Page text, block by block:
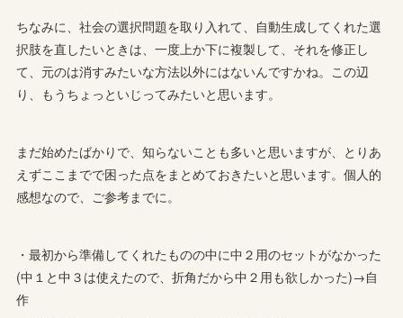
ちなみに、社会の選択問題を取り入れて、自動生成してくれた選
択肢を直したいときは、一度上か下に複製して、それを修正し
て、元のは消すみたいな方法以外にはないんですかね。この辺
り、もうちょっといじってみたいと思います。
まだ始めたばかりで、知らないことも多いと思いますが、とりあ
えずここまでで困った点をまとめておきたいと思います。個人的
感想なので、ご参考までに。
・最初から準備してくれたものの中に中２用のセットがなかった
(中１と中３は使えたので、折角だから中２用も欲しかった)→自
作